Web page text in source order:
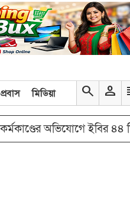
প্রবাস মিডিয়া search person
অভিযোগে ইবির ৪৪